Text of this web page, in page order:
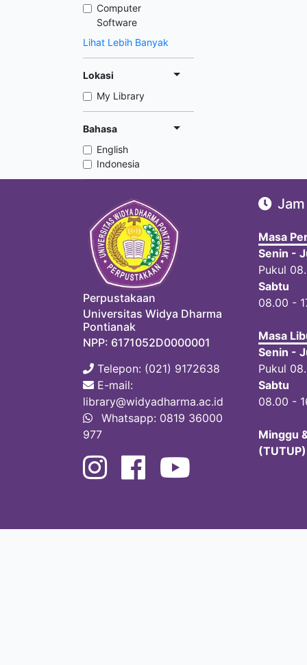
Computer
Software
Lihat Lebih Banyak
Lokasi
My Library
Bahasa
English
Indonesia
Perpustakaan
Universitas Widya Dharma
Pontianak
NPP: 6171052D0000001
Telepon: (021) 9172638
E-mail:
library@widyadharma.ac.id
Whatsapp: 0819 36000
977
Masa
Senin -
Pukul
Sabtu
08.00 -
Masa
Senin -
Pukul
Sabtu
08.00 -
Minggu
(TUTUP)